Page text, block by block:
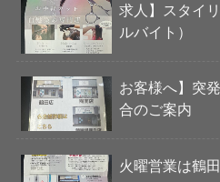
求人】スタイ
ルバイト）
お客様へ】突
合のご案内
火曜営業は鶴